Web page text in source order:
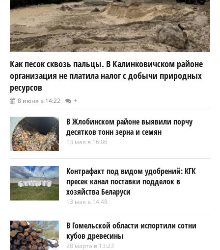
Как песок сквозь пальцы. В Калинковичском районе
организация не платила налог с добычи природных
ресурсов
8 июня в 14:22 +
В Жлобинском районе выявили порчу
десятков тонн зерна и семян
13 мая в 16:06
Контрафакт под видом удобрений: КГК
пресек канал поставки подделок в
хозяйства Беларуси
13 мая в 14:48
В Гомельской области испортили сотни
кубов древесины
28 марта в 13:23